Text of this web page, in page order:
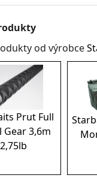
od výrobce
Prut Full
Gear 3,6m
2,75lb